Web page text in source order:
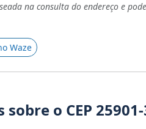
na consulta do endereço e
Waze
o CEP